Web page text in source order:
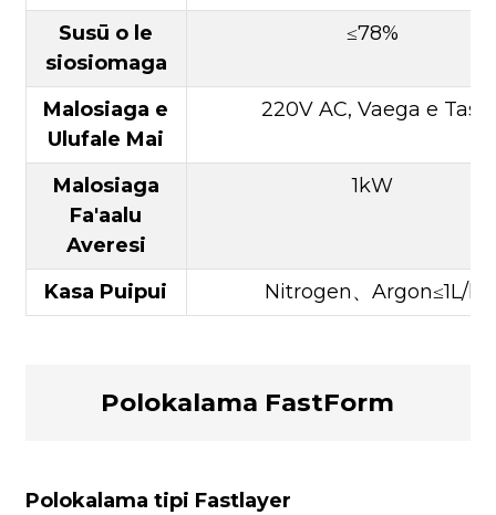
Susū o le
siosiomaga
≤78%
Malosiaga e
Ulufale Mai
220V AC, Vaega e Tasi
Malosiaga
Fa'aalu
Averesi
1kW
Kasa Puipui Nitrogen、Argon≤1L/h
Polokalama FastForm
Polokalama tipi Fastlayer